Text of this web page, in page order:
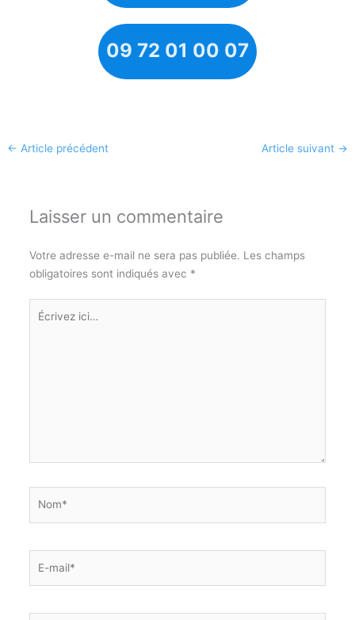
09 72 01 00 07
← Article précédent Article suivant →
Laisser un commentaire
Votre adresse e-mail ne sera pas publiée. Les champs
obligatoires sont indiqués avec *
Écrivez